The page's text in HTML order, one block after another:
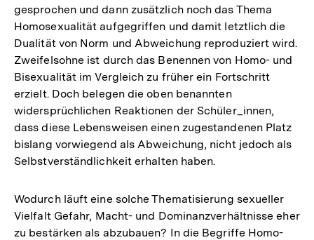
gesprochen und dann zusätzlich noch das Thema
Homosexualität aufgegriffen und damit letztlich die
Dualität von Norm und Abweichung reproduziert wird.
Zweifelsohne ist durch das Benennen von Homo- und
Bisexualität im Vergleich zu früher ein Fortschritt
erzielt. Doch belegen die oben benannten
widersprüchlichen Reaktionen der Schüler_innen,
dass diese Lebensweisen einen zugestandenen Platz
bislang vorwiegend als Abweichung, nicht jedoch als
Selbstverständlichkeit erhalten haben.
Wodurch läuft eine solche Thematisierung sexueller
Vielfalt Gefahr, Macht- und Dominanzverhältnisse eher
zu bestärken als abzubauen? In die Begriffe Homo-